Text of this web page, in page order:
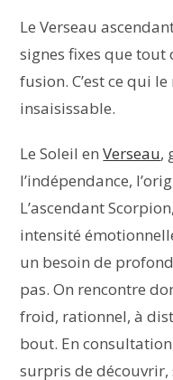
Le Verseau
signes fixes que tout
fusion. C’est ce qui
insaisissable.
Le Soleil enVerseau,
l’indépendance,
L’ascendant
intensité
un besoin de
pas. On rencontre
froid, rationnel, à
bout. En
surpris de découvrir,